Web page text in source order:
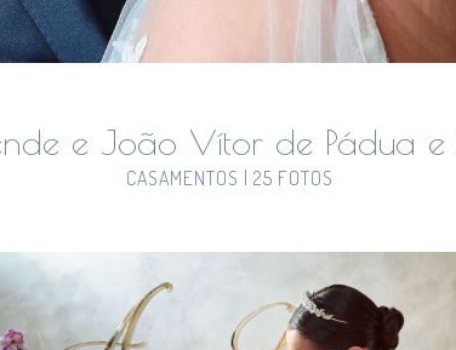
e João Vítor de Pádua
CASAMENTOS | 25 FOTOS